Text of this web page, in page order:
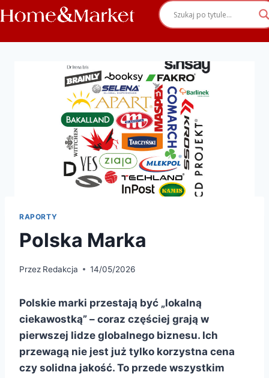
RAPORTY
Polska Marka
Przez Redakcja 14/05/2026
Polskie marki przestają być „lokalną
ciekawostką” – coraz częściej grają w
pierwszej lidze globalnego biznesu. Ich
przewagą nie jest już tylko korzystna cena
czy solidna jakość. To przede wszystkim